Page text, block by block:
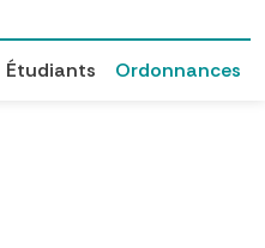
Étudiants Ordonnances